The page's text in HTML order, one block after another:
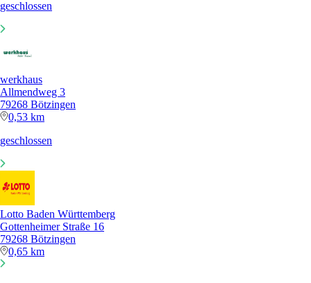
geschlossen
werkhaus
Allmendweg 3
79268 Bötzingen
0,53 km
geschlossen
Lotto Baden Württemberg
Gottenheimer Straße 16
79268 Bötzingen
0,65 km